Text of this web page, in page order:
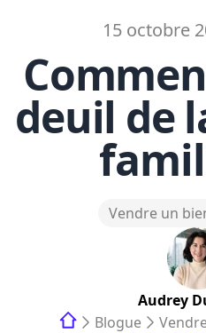
15 octobre
deuil de
Vendre un
Audrey
Blogue